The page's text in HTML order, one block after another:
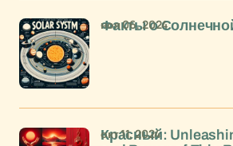
Факты о
ноя 06, 2024
Красный:
окт 11, 2024